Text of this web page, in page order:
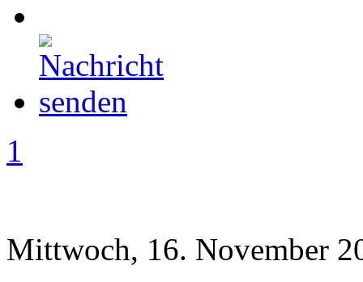
1
Mittwoch, 16. November